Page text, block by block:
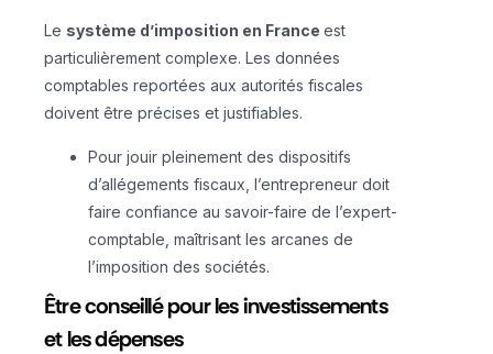
Le système d’imposition en France est
particulièrement complexe. Les données
comptables reportées aux autorités fiscales
doivent être précises et justifiables.
Pour jouir pleinement des dispositifs
d’allégements fiscaux, l’entrepreneur doit
faire confiance au savoir-faire de l’expert-
comptable, maîtrisant les arcanes de
l’imposition des sociétés.
Être conseillé pour les investissements
et les dépenses